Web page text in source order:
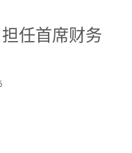
担任首席财务